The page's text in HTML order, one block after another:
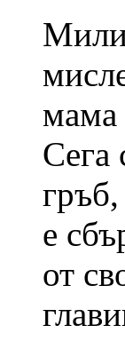
Мили
мама
Сега
е
от